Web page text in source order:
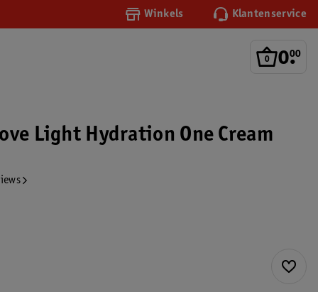
Winkels Klantenservice
0.
00
Light Hydration One Cream